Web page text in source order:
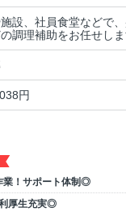
設、社員食堂などで
調理補助をお任せしま
円
業！サポート体制◎
厚生充実◎